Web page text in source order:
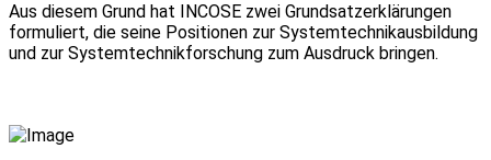
Aus diesem Grund hat INCOSE zwei Grundsatzerklärungen
formuliert, die seine Positionen zur Systemtechnikausbildung
und zur Systemtechnikforschung zum Ausdruck bringen.